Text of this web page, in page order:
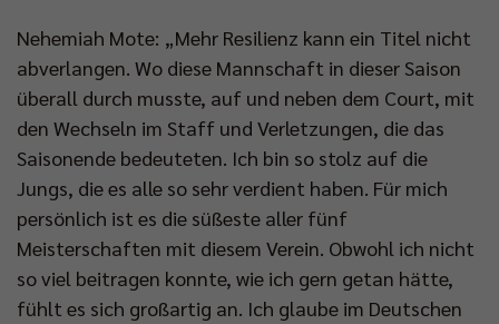
Nehemiah Mote: „Mehr Resilienz kann ein Titel nicht
abverlangen. Wo diese Mannschaft in dieser Saison
überall durch musste, auf und neben dem Court, mit
den Wechseln im Staff und Verletzungen, die das
Saisonende bedeuteten. Ich bin so stolz auf die
Jungs, die es alle so sehr verdient haben. Für mich
persönlich ist es die süßeste aller fünf
Meisterschaften mit diesem Verein. Obwohl ich nicht
so viel beitragen konnte, wie ich gern getan hätte,
fühlt es sich großartig an. Ich glaube im Deutschen